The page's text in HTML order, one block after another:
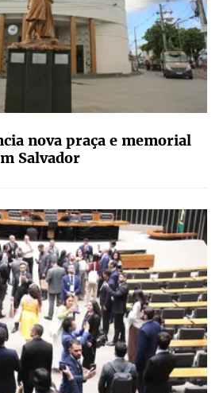
nova praça e memorial
Salvador